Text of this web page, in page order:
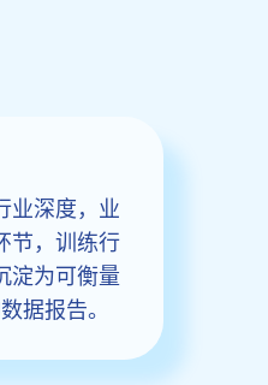
业深度，业
节，训练行
淀为可衡量
据报告。